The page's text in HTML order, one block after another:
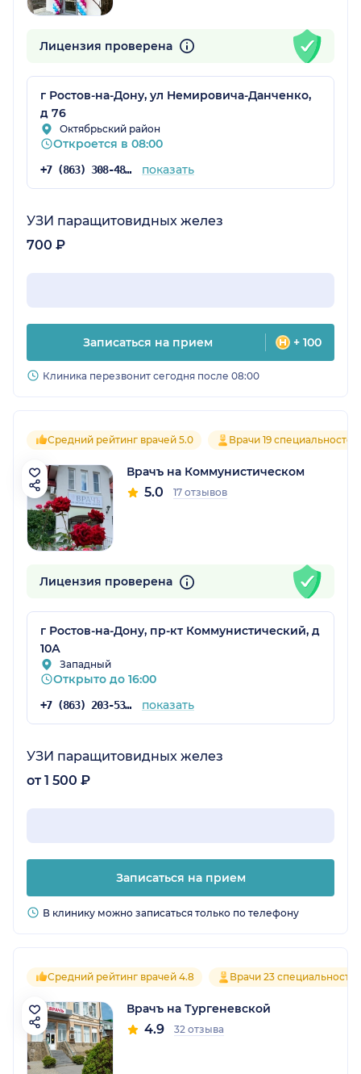
Лицензия проверена
г Ростов-на-Дону, ул Немировича-Данченко,
д 76
Октябрьский район
Откроется в 08:00
+7 (863) 308-48-59 показать
УЗИ паращитовидных желез
700 ₽
Записаться на прием + 100
Клиника перезвонит сегодня после 08:00
Средний рейтинг врачей 5.0 Врачи 19 специальностей
Врачъ на Коммунистическом
5.0 17 отзывов
Лицензия проверена
г Ростов-на-Дону, пр-кт Коммунистический, д
10А
Западный
Открыто до 16:00
+7 (863) 203-53-57 показать
УЗИ паращитовидных желез
от 1 500 ₽
Записаться на прием
В клинику можно записаться только по телефону
Средний рейтинг врачей 4.8 Врачи 23
Врачъ на Тургеневской
4.9 32 отзыва